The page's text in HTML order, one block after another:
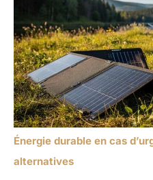
Énergie durable en cas
alternatives